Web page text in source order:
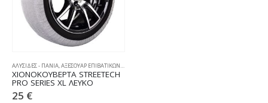
ΑΛΥΣΙΔΕΣ - ΠΑΝΙΑ,ΑΞΕΣΟΥΑΡ ΕΠΙΒΑΤΙΚΩΝ,ΧΙΟΝΟΚΟΥΒΕΡΤΕΣ
ΧΙΟΝΟΚΟΥΒΕΡΤΑ STREETECH
PRO SERIES XL ΛΕΥΚΟ
25 €